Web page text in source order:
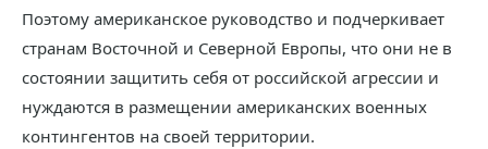
Поэтому американское руководство и подчеркивает
странам Восточной и Северной Европы, что они не в
состоянии защитить себя от российской агрессии и
нуждаются в размещении американских военных
контингентов на своей территории.